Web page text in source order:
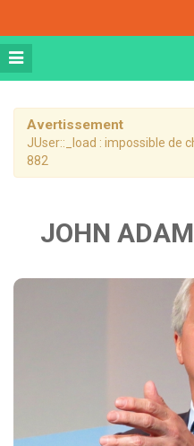
Avertissement
JUser::_load : impossible de
882
JOHN
A propos
Athena Medical Center (AMC)
Plateau Technique
Hospitalisation de jour
Hospitalisation complète
Nos specialités
Imagerie Médicale
Oncologie Médicale